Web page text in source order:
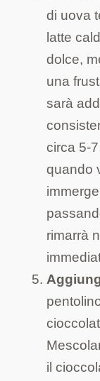
di uova
latte
dolce,
una
sarà
circa 5-
quando
rimarrà
il